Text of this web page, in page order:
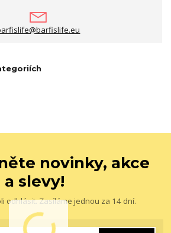
novinky, akce
a slevy!
odhlásit. Zasíláme jednou za 14 dní.